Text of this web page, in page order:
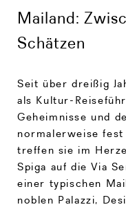
Mailand:
Schätzen
Seit über dreißig
als Kultur-
Geheimnisse und
normalerweise
treffen sie im
Spiga auf die Via
einer typischen
noblen Palazzi,